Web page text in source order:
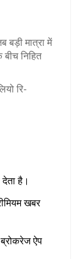
मात्रा में
निहित
रि-
है।
खबर
ऐप